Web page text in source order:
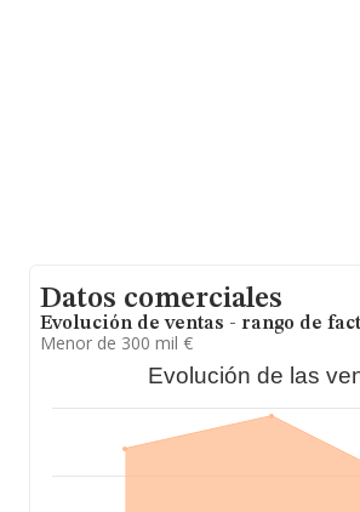
Datos comerciales
Evolución de ventas - rango de
Menor de 300 mil €
Evolución de las